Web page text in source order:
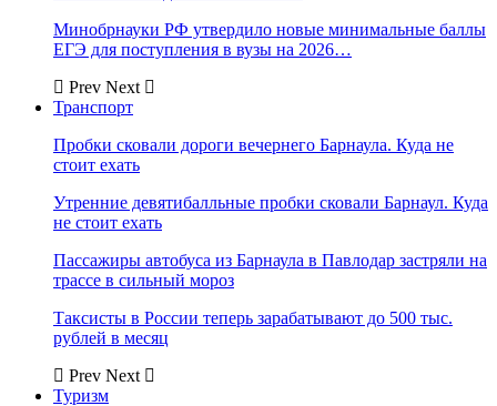
Минобрнауки РФ утвердило новые минимальные баллы
ЕГЭ для поступления в вузы на 2026…
Prev Next
Транспорт
Пробки сковали дороги вечернего Барнаула. Куда не
стоит ехать
Утренние девятибалльные пробки сковали Барнаул. Куда
не стоит ехать
Пассажиры автобуса из Барнаула в Павлодар застряли на
трассе в сильный мороз
Таксисты в России теперь зарабатывают до 500 тыс.
рублей в месяц
Prev Next
Туризм